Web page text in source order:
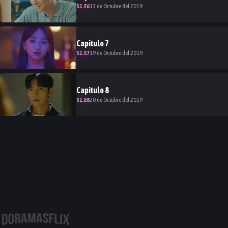
S1.E613 de Octubre del 2019
Capitulo7
S1.E719 de Octubre del 2019
Capitulo8
S1.E820 de Octubre del 2019